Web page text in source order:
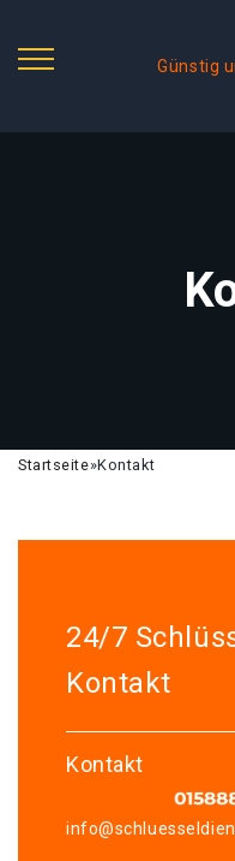
Günstig
Startseite»Kontakt
24/7
Kontakt
Kontakt